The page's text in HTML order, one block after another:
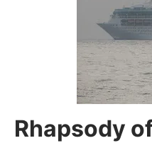
Rhapsody